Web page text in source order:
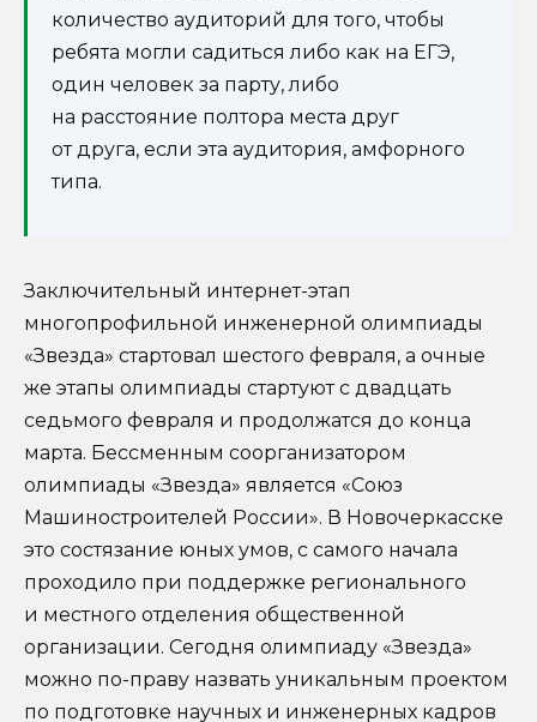
количество аудиторий для того, чтобы
ребята могли садиться либо как на ЕГЭ,
один человек за парту, либо
на расстояние полтора места друг
от друга, если эта аудитория, амфорного
типа.
Заключительный интернет-этап
многопрофильной инженерной олимпиады
«Звезда» стартовал шестого февраля, а очные
же этапы олимпиады стартуют с двадцать
седьмого февраля и продолжатся до конца
марта. Бессменным соорганизатором
олимпиады «Звезда» является «Союз
Машиностроителей России». В Новочеркасске
это состязание юных умов, с самого начала
проходило при поддержке регионального
и местного отделения общественной
организации. Сегодня олимпиаду «Звезда»
можно по-праву назвать уникальным проектом
по подготовке научных и инженерных кадров